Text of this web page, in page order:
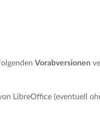
Vorabversionen
LibreOffice (eventuell